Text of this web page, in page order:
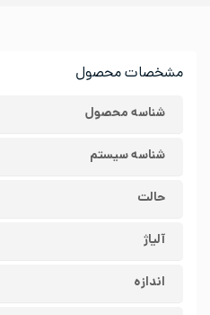
مشخصات محصول
شناسه محصول
شناسه سیستم
حالت
آلیاژ
اندازه